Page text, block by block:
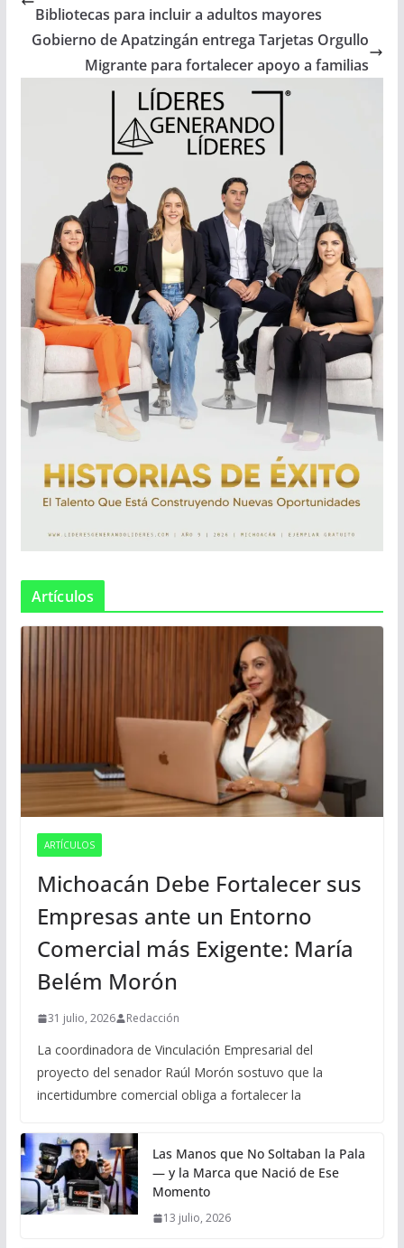
Bibliotecas para incluir a adultos mayores
Gobierno de Apatzingán entrega Tarjetas Orgullo
Migrante para fortalecer apoyo a familias
Artículos
ARTÍCULOS
Michoacán Debe Fortalecer sus
Empresas ante un Entorno
Comercial más Exigente: María
Belém Morón
31 julio, 2026 Redacción
La coordinadora de Vinculación Empresarial del
proyecto del senador Raúl Morón sostuvo que la
incertidumbre comercial obliga a fortalecer la
Las Manos que No Soltaban la Pala
— y la Marca que Nació de Ese
Momento
13 julio, 2026